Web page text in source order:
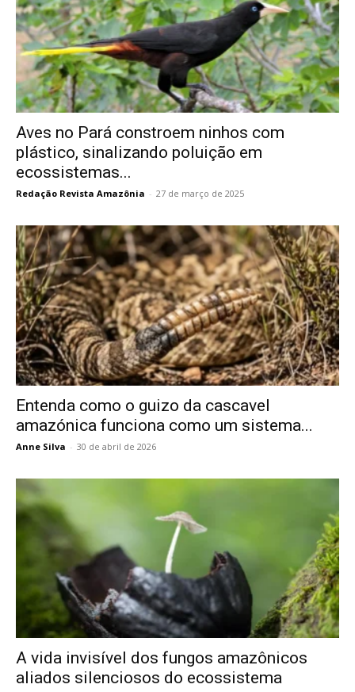
Aves no Pará constroem ninhos com
plástico, sinalizando poluição em
ecossistemas...
Redação Revista Amazônia - 27 de março de 2025
Entenda como o guizo da cascavel
amazónica funciona como um sistema...
Anne Silva - 30 de abril de 2026
A vida invisível dos fungos amazônicos
aliados silenciosos do ecossistema